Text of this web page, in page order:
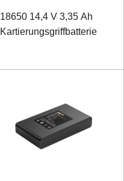
18650 14,4 V 3,35 Ah
Kartierungsgriffbatterie